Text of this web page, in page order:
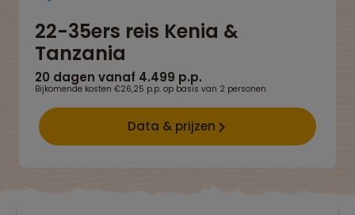
22-35ers reis Kenia &
Tanzania
20 dagen vanaf 4.499 p.p.
Bijkomende kosten €26,25 p.p. op basis van 2 personen
Data & prijzen